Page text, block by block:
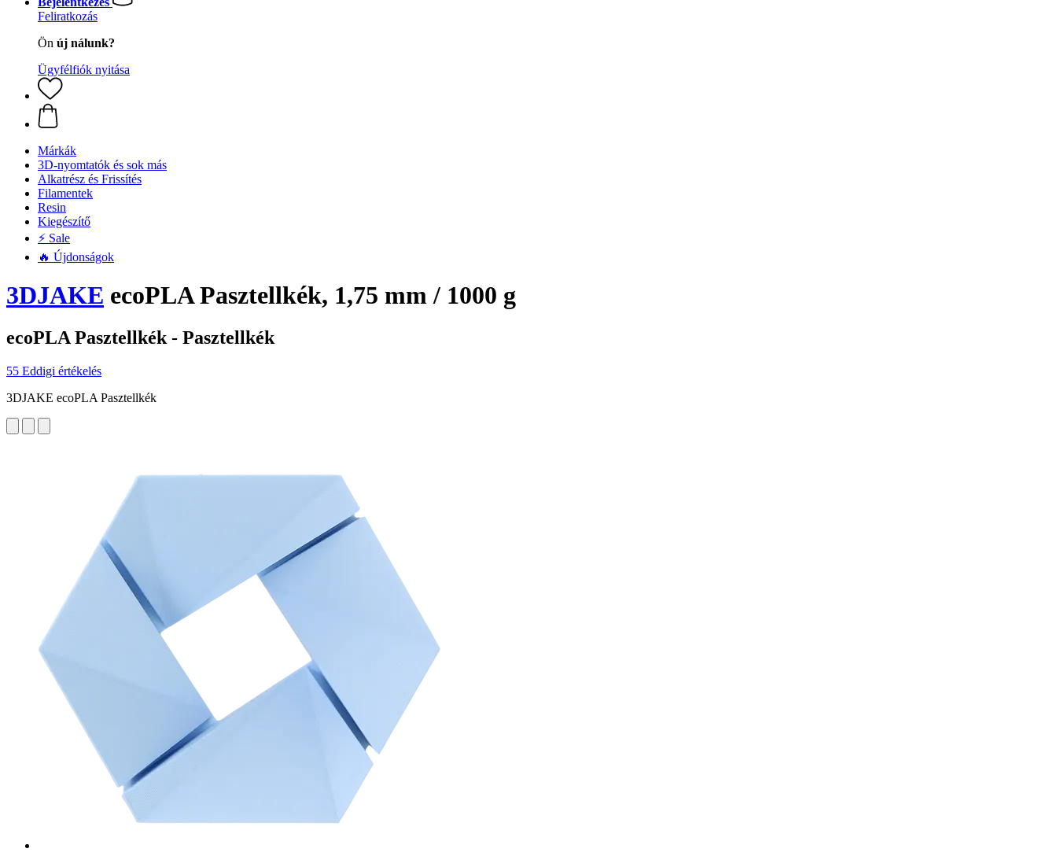
Feliratkozás
Ön új nálunk?
Ügyfélfiók nyitása
Márkák
3D-nyomtatók és sok más
Alkatrész és Frissítés
Filamentek
Resin
Kiegészítő
⚡ Sale
🔥 Újdonságok
3DJAKE ecoPLA Pasztellkék, 1,75 mm / 1000 g
ecoPLA Pasztellkék - Pasztellkék
55 Eddigi értékelés
3DJAKE ecoPLA Pasztellkék